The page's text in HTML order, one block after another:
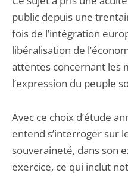
public depuis une
fois de l’intégration
libéralisation de
attentes concernant les
l’expression du peuple
Avec ce choix d’étude
entend s’interroger sur
souveraineté, dans son
exercice, ce qui inclut